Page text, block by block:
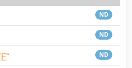
ND
ND
ND